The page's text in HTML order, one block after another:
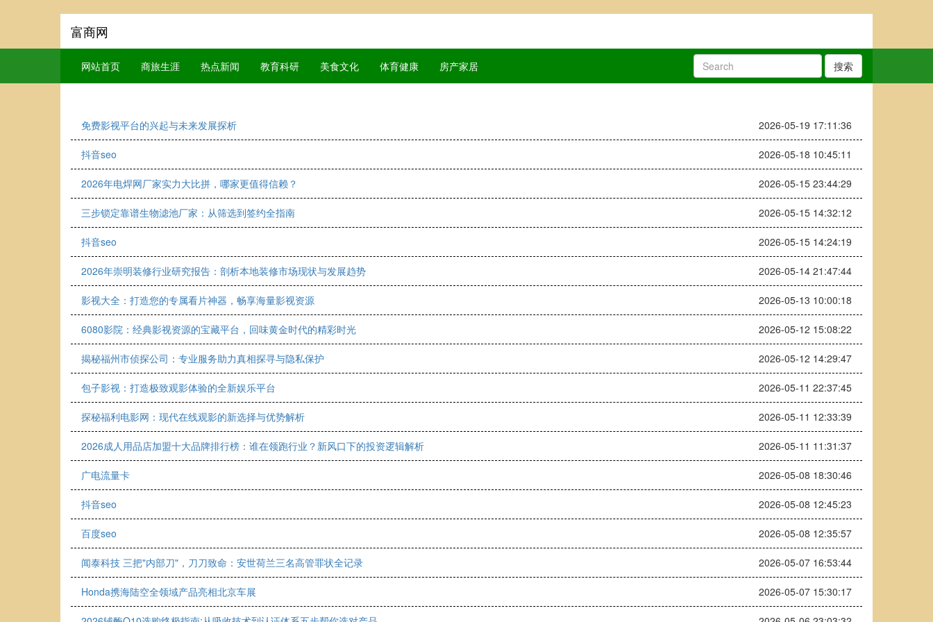
富商网
网站首页 商旅生涯 热点新闻 教育科研 美食文化 体育健康 房产家居 搜索
免费影视平台的兴起与未来发展探析 2026-05-19 17:11:36
抖音seo 2026-05-18 10:45:11
2026年电焊网厂家实力大比拼，哪家更值得信赖？ 2026-05-15 23:44:29
三步锁定靠谱生物滤池厂家：从筛选到签约全指南 2026-05-15 14:32:12
抖音seo 2026-05-15 14:24:19
2026年崇明装修行业研究报告：剖析本地装修市场现状与发展趋势 2026-05-14 21:47:44
影视大全：打造您的专属看片神器，畅享海量影视资源 2026-05-13 10:00:18
6080影院：经典影视资源的宝藏平台，回味黄金时代的精彩时光 2026-05-12 15:08:22
揭秘福州市侦探公司：专业服务助力真相探寻与隐私保护 2026-05-12 14:29:47
包子影视：打造极致观影体验的全新娱乐平台 2026-05-11 22:37:45
探秘福利电影网：现代在线观影的新选择与优势解析 2026-05-11 12:33:39
2026成人用品店加盟十大品牌排行榜：谁在领跑行业？新风口下的投资逻辑解析 2026-05-11 11:31:37
广电流量卡 2026-05-08 18:30:46
抖音seo 2026-05-08 12:45:23
百度seo 2026-05-08 12:35:57
闻泰科技 三把"内部刀"，刀刀致命：安世荷兰三名高管罪状全记录 2026-05-07 16:53:44
Honda携海陆空全领域产品亮相北京车展 2026-05-07 15:30:17